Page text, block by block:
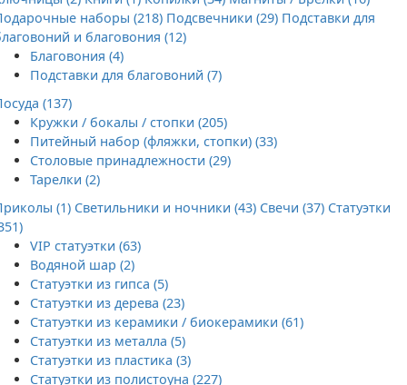
наборы (218) Подсвечники (29) Подставки для
и благовония (12)
Благовония (4)
Подставки для благовоний (7)
(137)
Кружки / бокалы / стопки (205)
Питейный набор (фляжки, стопки) (33)
Столовые принадлежности (29)
Тарелки (2)
(1) Светильники и ночники (43) Свечи (37) Статуэтки
VIP статуэтки (63)
Водяной шар (2)
Статуэтки из гипса (5)
Статуэтки из дерева (23)
Статуэтки из керамики / биокерамики (61)
Статуэтки из металла (5)
Статуэтки из пластика (3)
Статуэтки из полистоуна (227)